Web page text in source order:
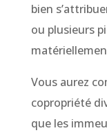
bien
ou plusieurs
Vous aurez
copropriété
que les